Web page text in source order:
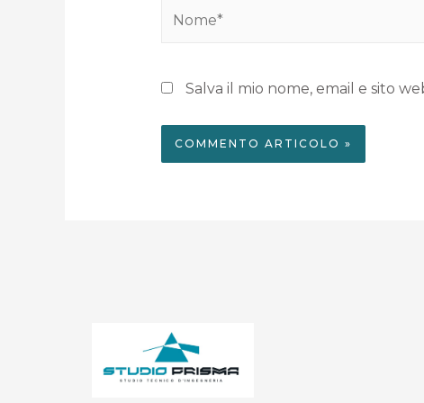
Salva il mio nome, email e sito